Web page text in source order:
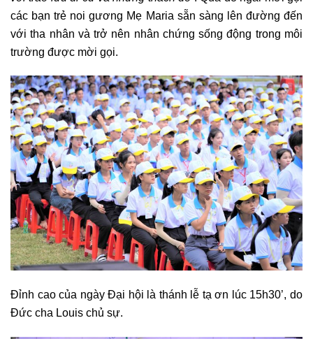
các bạn trẻ noi gương Mẹ Maria sẵn sàng lên đường đến
với tha nhân và trở nên nhân chứng sống động trong môi
trường được mời gọi.
Đỉnh cao của ngày Đại hội là thánh lễ tạ ơn lúc 15h30’, do
Đức cha Louis chủ sự.